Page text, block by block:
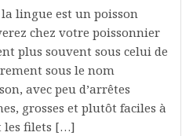
lingue est un poisson
chez votre poissonnier
plus souvent sous celui de
sous le nom
avec peu d’arrêtes
grosses et plutôt faciles à
les filets […]